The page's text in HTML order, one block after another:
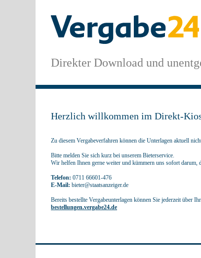
Direkter Download und
Herzlich willkommen im Direkt-
Zu diesem Vergabeverfahren können die Unterlagen aktuell
Bitte melden Sie sich kurz bei unserem Bieterservice.
Wir helfen Ihnen gerne weiter und kümmern uns sofort darum,
Telefon: 0711 66601-476
E-Mail: bieter@staatsanzeiger.de
Bereits bestellte Vergabeunterlagen können Sie jederzeit über
bestellungen.vergabe24.de